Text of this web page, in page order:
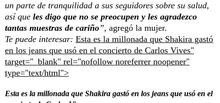
un parte de tranquilidad a sus seguidores sobre su salud,
así que les digo que no se preocupen y les agradezco
tantas muestras de cariño”, agregó la mujer.
Te puede interesar: Esta es la millonada que Shakira gastó
en los jeans que usó en el concierto de Carlos Vives"
target="_blank" rel="nofollow noreferrer noopener"
type="text/html">
Esta es la millonada que Shakira gastó en los jeans que usó en el